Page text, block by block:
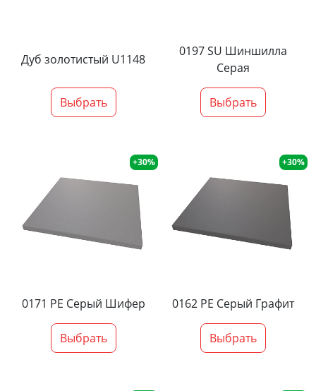
Дуб золотистый U1148
Выбрать
0197 SU Шиншилла
Серая
Выбрать
+30%
0171 PE Серый Шифер
Выбрать
+30%
0162 PE Серый Графит
Выбрать